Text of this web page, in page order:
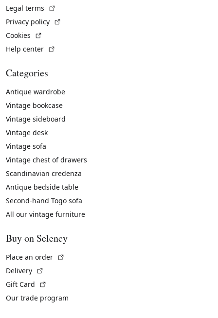
Legal terms
Privacy policy
Cookies
Help center
Categories
Antique wardrobe
Vintage bookcase
Vintage sideboard
Vintage desk
Vintage sofa
Vintage chest of drawers
Scandinavian credenza
Antique bedside table
Second-hand Togo sofa
All our vintage furniture
Buy on Selency
Place an order
Delivery
Gift Card
Our trade program